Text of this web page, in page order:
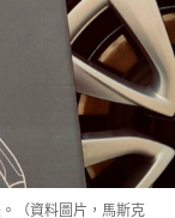
（資料圖片，馬斯克